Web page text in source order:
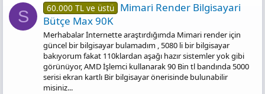
S 60.000 TL ve üstü Mi̇mari̇ Render Bi̇lgi̇sayari
Bütçe Max 90K
Merhabalar İnternette araştırdığımda Mimari render için
güncel bir bilgisayar bulamadım , 5080 li bir bilgisayar
bakıyorum fakat 110klardan aşağı hazır sistemler yok gibi
görünüyor, AMD İşlemci kullanarak 90 Bin tl bandında 5000
serisi ekran kartlı Bir bilgisayar önerisinde bulunabilir
misiniz...